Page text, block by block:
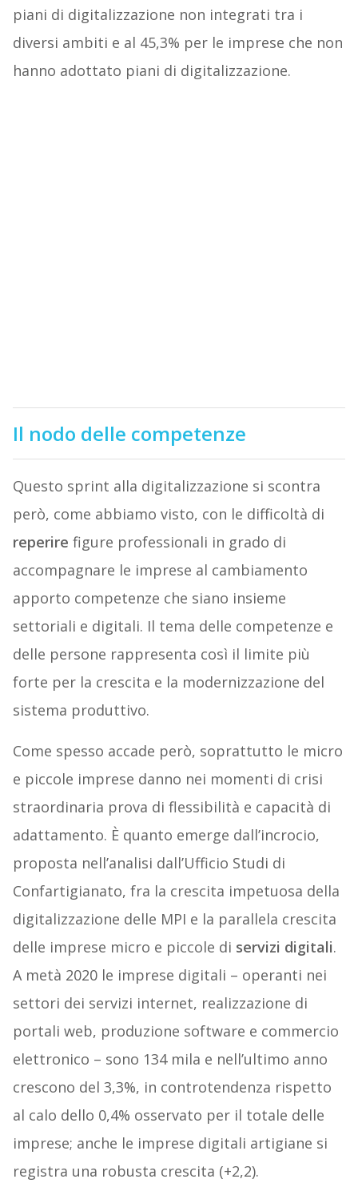
piani di digitalizzazione non integrati tra i
diversi ambiti e al 45,3% per le imprese che non
hanno adottato piani di digitalizzazione.
Il nodo delle competenze
Questo sprint alla digitalizzazione si scontra
però, come abbiamo visto, con le difficoltà di
reperire figure professionali in grado di
accompagnare le imprese al cambiamento
apporto competenze che siano insieme
settoriali e digitali. Il tema delle competenze e
delle persone rappresenta così il limite più
forte per la crescita e la modernizzazione del
sistema produttivo.
Come spesso accade però, soprattutto le micro
e piccole imprese danno nei momenti di crisi
straordinaria prova di flessibilità e capacità di
adattamento. È quanto emerge dall’incrocio,
proposta nell’analisi dall’Ufficio Studi di
Confartigianato, fra la crescita impetuosa della
digitalizzazione delle MPI e la parallela crescita
delle imprese micro e piccole di servizi digitali.
A metà 2020 le imprese digitali – operanti nei
settori dei servizi internet, realizzazione di
portali web, produzione software e commercio
elettronico – sono 134 mila e nell’ultimo anno
crescono del 3,3%, in controtendenza rispetto
al calo dello 0,4% osservato per il totale delle
imprese; anche le imprese digitali artigiane si
registra una robusta crescita (+2,2).